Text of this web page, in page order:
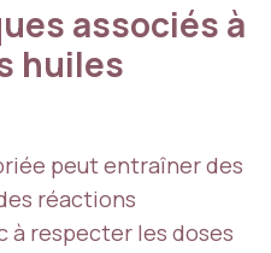
associés à
huiles
peut entraîner des
réactions
à respecter les doses